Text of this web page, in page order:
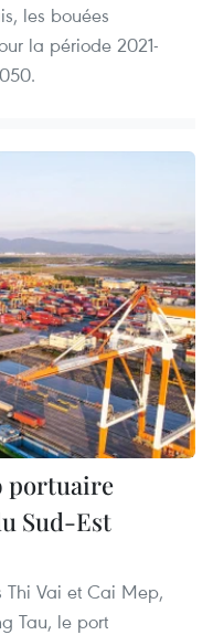
les bouées
la période 2021-
portuaire
Sud-Est
Thi Vai et Cai Mep,
Tau, le port